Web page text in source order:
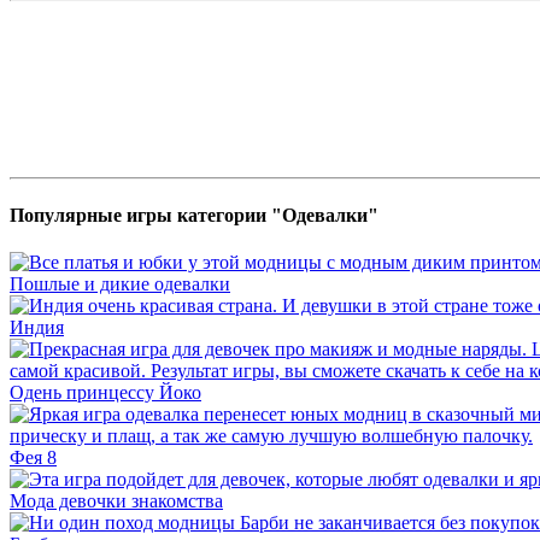
Популярные игры категории "Одевалки"
Пошлые и дикие одевалки
Индия
Одень принцессу Йоко
Фея 8
Мода девочки знакомства